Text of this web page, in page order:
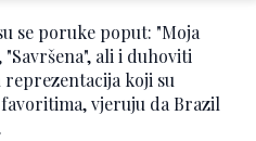
se poruke poput: "Moja
"Savršena", ali i duhoviti
koji su
vjeruju da Brazil